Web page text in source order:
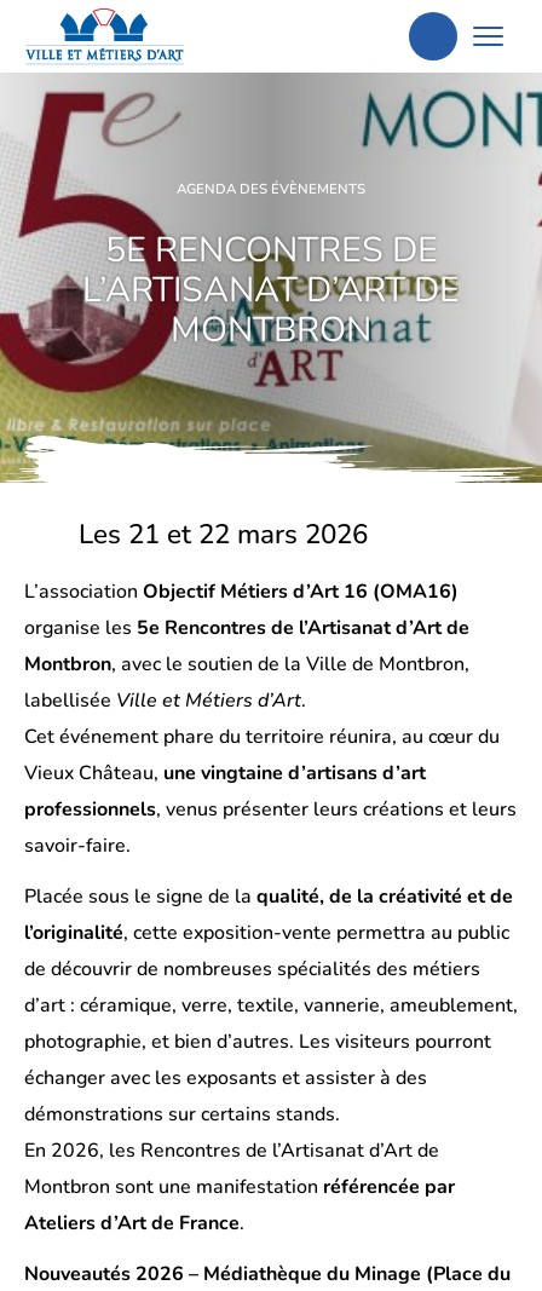
Aller
à
la
AGENDA DES ÉVÈNEMENTS
5E RENCONTRES DE
L’ARTISANAT D’ART DE
MONTBRON
Les 21 et 22 mars 2026
L’association Objectif Métiers d’Art 16 (OMA16)
organise les 5e Rencontres de l’Artisanat d’Art de
Montbron, avec le soutien de la Ville de Montbron,
labellisée Ville et Métiers d’Art.
Cet événement phare du territoire réunira, au cœur du
Vieux Château, une vingtaine d’artisans d’art
professionnels, venus présenter leurs créations et leurs
savoir-faire.
Placée sous le signe de la qualité, de la créativité et de
l’originalité, cette exposition-vente permettra au public
de découvrir de nombreuses spécialités des métiers
d’art : céramique, verre, textile, vannerie, ameublement,
photographie, et bien d’autres. Les visiteurs pourront
échanger avec les exposants et assister à des
démonstrations sur certains stands.
En 2026, les Rencontres de l’Artisanat d’Art de
Montbron sont une manifestation référencée par
Ateliers d’Art de France.
Nouveautés 2026 – Médiathèque du Minage (Place du